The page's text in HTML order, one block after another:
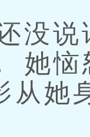
说
她
从她